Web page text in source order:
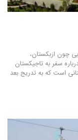
چون ازبکستان،
سفر به تاجیکستان
است که به تدریج بعد